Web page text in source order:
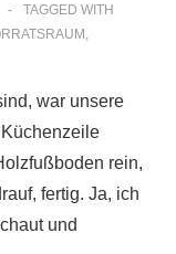
TAGGED WITH
,
war unsere
rein,
fertig. Ja, ich
und